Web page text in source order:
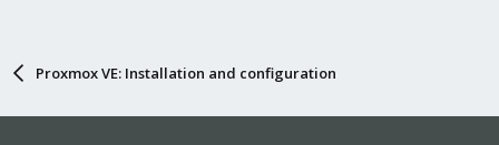
Proxmox VE: Installation and configuration